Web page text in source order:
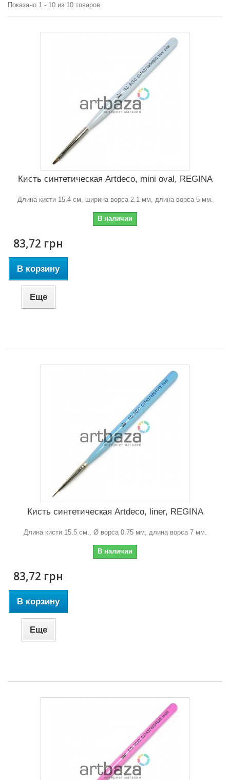
Показано 1 - 10 из 10 товаров
Кисть синтетическая Artdeco, mini oval, REGINA
Длина кисти 15.4 см, ширина ворса 2.1 мм, длина ворса 5 мм.
В наличии
83,72 грн
В корзину
Еще
Кисть синтетическая Artdeco, liner, REGINA
Длина кисти 15.5 см., Ø ворса 0.75 мм, длина ворса 7 мм.
В наличии
83,72 грн
В корзину
Еще